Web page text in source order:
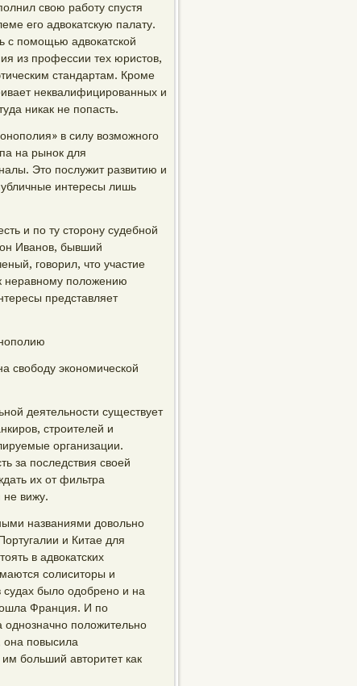
свою работу спустя
его адвокатскую палату.
с помощью адвокатской
из профессии тех юристов,
стандартам. Кроме
неквалифицированных и
никак не попасть.
в силу возможного
на рынок для
Это послужит развитию и
интересы лишь
и по ту сторону судебной
Иванов, бывший
говорил, что участие
неравному положению
представляет
свободу экономической
деятельности существует
строителей и
организации.
за последствия своей
их от фильтра
не вижу.
названиями довольно
и Китае для
в адвокатских
солиситоры и
судах было одобрено и на
Франция. И по
однозначно положительно
она повысила
больший авторитет как